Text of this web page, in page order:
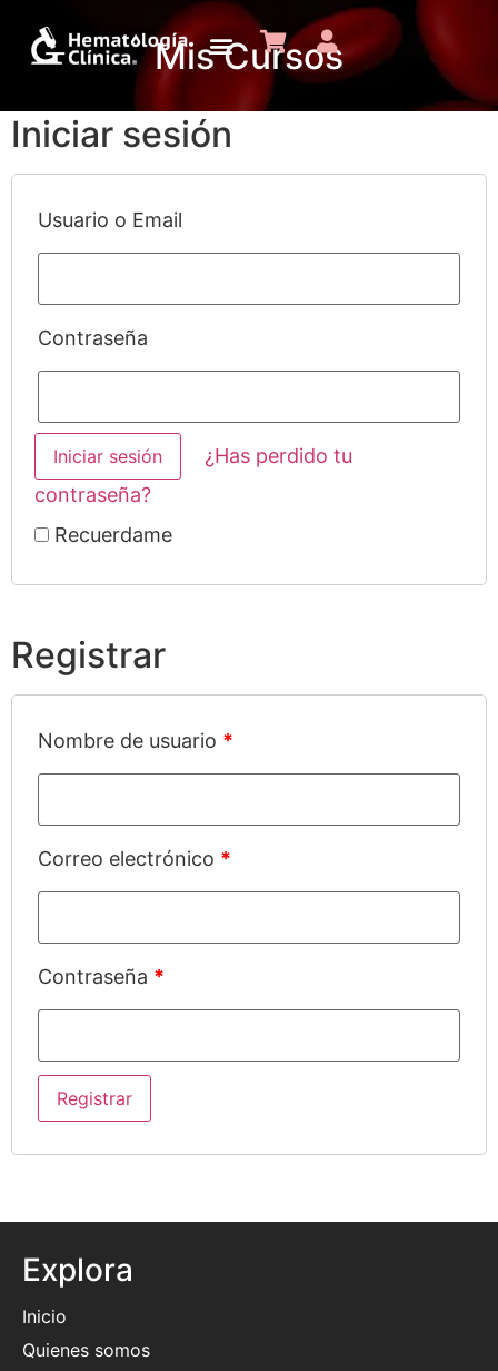
Mis Cursos
Iniciar sesión
Usuario o Email
Contraseña
¿Has perdido tu
contraseña?
Recuerdame
Registrar
Nombre de usuario *
Correo electrónico *
Contraseña *
Explora
Inicio
Quienes somos